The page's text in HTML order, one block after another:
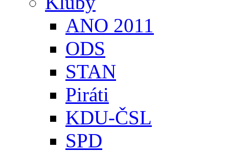
ANO 2011
ODS
STAN
Piráti
KDU-ČSL
SPD